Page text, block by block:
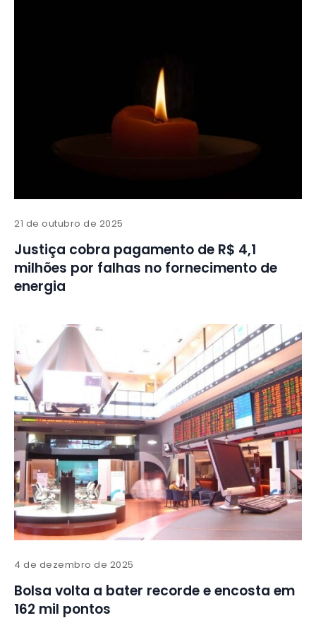
21 de outubro de 2025
Justiça cobra pagamento de R$ 4,1
milhões por falhas no fornecimento de
energia
4 de dezembro de 2025
Bolsa volta a bater recorde e encosta em
162 mil pontos